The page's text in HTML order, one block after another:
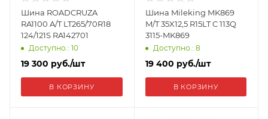
Шина ROADCRUZA
RA1100 A/T LT265/70R18
124/121S RA142701
Доступно.: 10
19 300 руб./шт
В КОРЗИНУ
Шина Mileking MK869
M/T 35X12,5 R15LT C 113Q
3115-MK869
Доступно.: 8
19 400 руб./шт
В КОРЗИНУ